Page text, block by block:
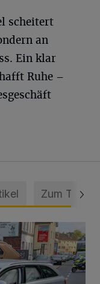
scheitert
an
Ein klar
Ruhe –
Zum Thema